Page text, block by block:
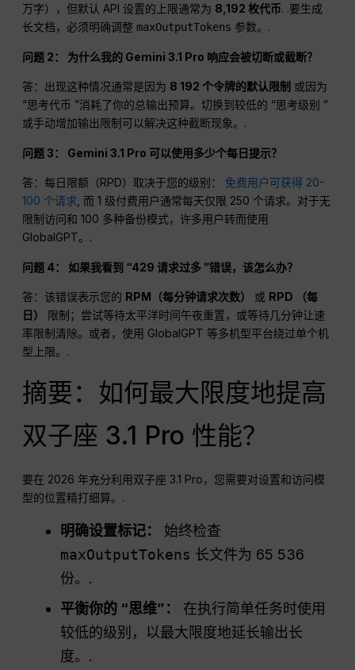
万字），但默认 API 设置的上限通常为 8,192 枚代币. .要生成
长文档，必须明确调整 maxOutputTokens 参数。.
问题 2： 为什么我的 Gemini 3.1 Pro 响应会被切断或截断？
答：出现这种情况通常是因为 8 192 个令牌的默认限制 或因为
“思考代币 ”消耗了你的总输出预算。切换到较低的 “思考级别 ”
或手动增加输出限制可以解决这种截断现象。.
问题 3： Gemini 3.1 Pro 可以使用多少个每日提示？
答：每日限额（RPD）取决于您的级别： 免费用户可获得 20-
100 个请求 , 而 1 级付费用户通常每天仅限 250 个请求。对于无
限制访问和 100 多种备份模式，许多用户转而使用
GlobalGPT。.
问题 4： 如果我看到 “429 请求过多 ”错误，该怎么办？
答：该错误表示您的 RPM（每分钟请求次数） 或 RPD （每
日）
限制；尝试等待太平洋时间午夜重置，或等待几分钟让速
率限制清除。或者，使用 GlobalGPT 等多机型平台绕过单个机
型上限。.
摘要：如何最大限度地提高
双子座 3.1 Pro 性能？
要在 2026 年充分利用双子座 3.1 Pro，您需要对设置和访问模
型的位置精打细算。.
明确设置标记：
始终检查
maxOutputTokens 长文件为 65 536
份。.
平衡你的 “思维”：
在执行简单任务时使用
较低的级别，以最大限度地延长输出长
度。.